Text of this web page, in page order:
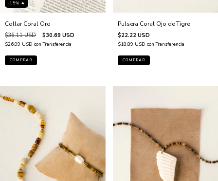
-15% 🔥
Collar Coral Oro
$36.11 USD $30.69 USD
$26.09 USD con Transferencia
Pulsera Coral Ojo de Tigre
$22.22 USD
$18.89 USD con Transferencia